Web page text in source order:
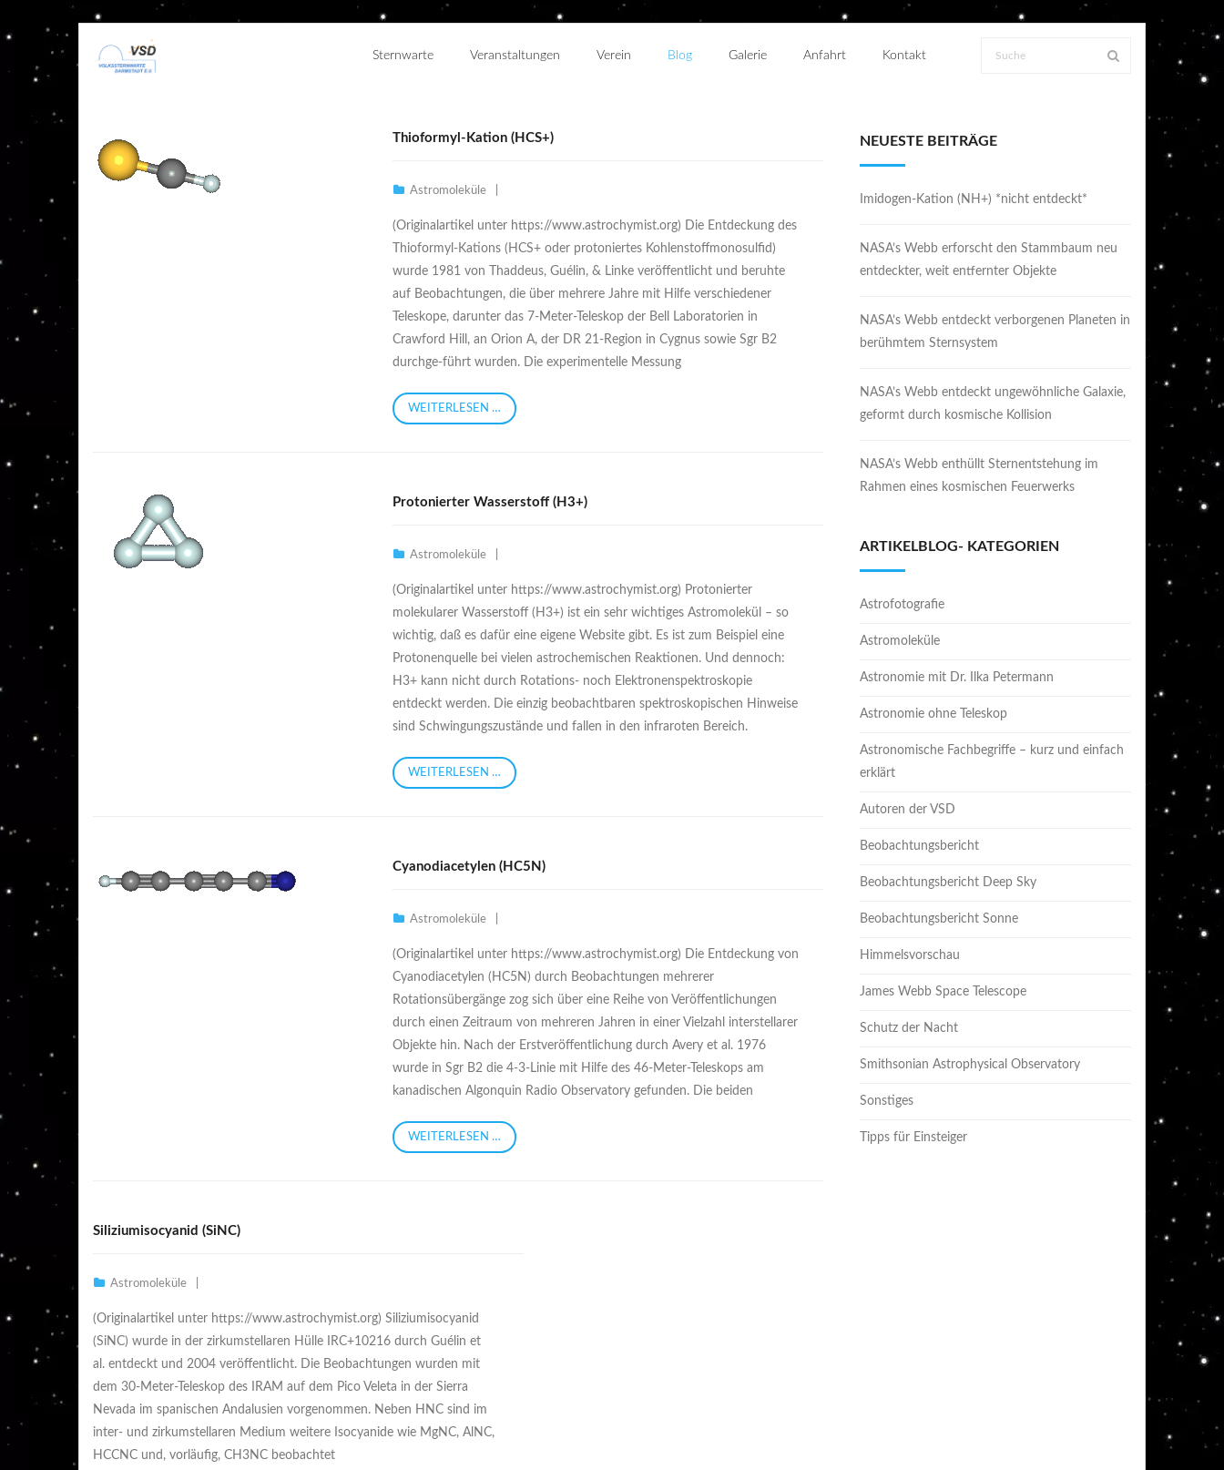
Sternwarte Veranstaltungen Verein Blog Galerie Anfahrt Kontakt
Thioformyl-Kation (HCS+)
Astromoleküle
(Originalartikel unter https://www.astrochymist.org) Die Entdeckung des
Thioformyl-Kations (HCS+ oder protoniertes Kohlenstoffmonosulfid)
wurde 1981 von Thaddeus, Guélin, & Linke veröffentlicht und beruhte
auf Beobachtungen, die über mehrere Jahre mit Hilfe verschiedener
Teleskope, darunter das 7-Meter-Teleskop der Bell Laboratorien in
Crawford Hill, an Orion A, der DR 21-Region in Cygnus sowie Sgr B2
durchge-führt wurden. Die experimentelle Messung
WEITERLESEN …
Protonierter Wasserstoff (H3+)
Astromoleküle
(Originalartikel unter https://www.astrochymist.org) Protonierter
molekularer Wasserstoff (H3+) ist ein sehr wichtiges Astromolekül – so
wichtig, daß es dafür eine eigene Website gibt. Es ist zum Beispiel eine
Protonenquelle bei vielen astrochemischen Reaktionen. Und dennoch:
H3+ kann nicht durch Rotations- noch Elektronenspektroskopie
entdeckt werden. Die einzig beobachtbaren spektroskopischen Hinweise
sind Schwingungszustände und fallen in den infraroten Bereich.
WEITERLESEN …
Cyanodiacetylen (HC5N)
Astromoleküle
(Originalartikel unter https://www.astrochymist.org) Die Entdeckung von
Cyanodiacetylen (HC5N) durch Beobachtungen mehrerer
Rotationsübergänge zog sich über eine Reihe von Veröffentlichungen
durch einen Zeitraum von mehreren Jahren in einer Vielzahl interstellarer
Objekte hin. Nach der Erstveröffentlichung durch Avery et al. 1976
wurde in Sgr B2 die 4-3-Linie mit Hilfe des 46-Meter-Teleskops am
kanadischen Algonquin Radio Observatory gefunden. Die beiden
WEITERLESEN …
Siliziumisocyanid (SiNC)
Astromoleküle
(Originalartikel unter https://www.astrochymist.org) Siliziumisocyanid
(SiNC) wurde in der zirkumstellaren Hülle IRC+10216 durch Guélin et
al. entdeckt und 2004 veröffentlicht. Die Beobachtungen wurden mit
dem 30-Meter-Teleskop des IRAM auf dem Pico Veleta in der Sierra
Nevada im spanischen Andalusien vorgenommen. Neben HNC sind im
inter- und zirkumstellaren Medium weitere Isocyanide wie MgNC, AlNC,
HCCNC und, vorläufig, CH3NC beobachtet
NEUESTE BEITRÄGE
Imidogen-Kation (NH+) *nicht entdeckt*
NASA’s Webb erforscht den Stammbaum neu
entdeckter, weit entfernter Objekte
NASA’s Webb entdeckt verborgenen Planeten in
berühmtem Sternsystem
NASA’s Webb entdeckt ungewöhnliche Galaxie,
geformt durch kosmische Kollision
NASA’s Webb enthüllt Sternentstehung im
Rahmen eines kosmischen Feuerwerks
ARTIKELBLOG- KATEGORIEN
Astrofotografie
Astromoleküle
Astronomie mit Dr. Ilka Petermann
Astronomie ohne Teleskop
Astronomische Fachbegriffe – kurz und einfach
erklärt
Autoren der VSD
Beobachtungsbericht
Beobachtungsbericht Deep Sky
Beobachtungsbericht Sonne
Himmelsvorschau
James Webb Space Telescope
Schutz der Nacht
Smithsonian Astrophysical Observatory
Sonstiges
Tipps für Einsteiger